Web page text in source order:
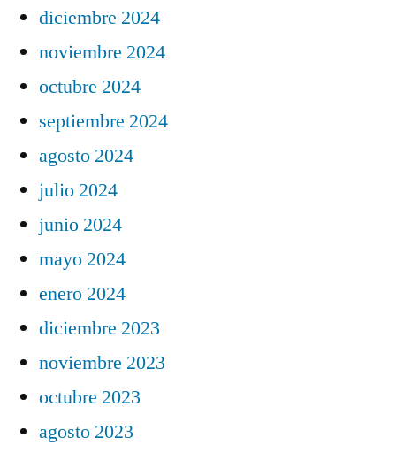
diciembre 2024
noviembre 2024
octubre 2024
septiembre 2024
agosto 2024
julio 2024
junio 2024
mayo 2024
enero 2024
diciembre 2023
noviembre 2023
octubre 2023
agosto 2023